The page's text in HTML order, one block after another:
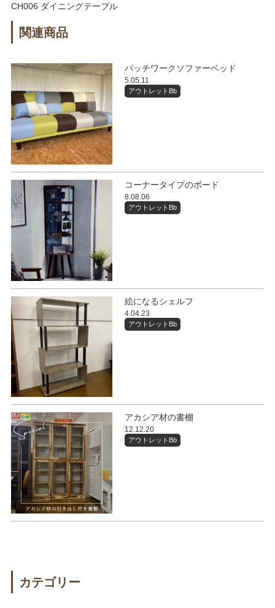
CH006 ダイニングテーブル
関連商品
パッチワークソファーベッド
5.05.11
アウトレットBb
コーナータイプのボード
8.08.06
アウトレットBb
絵になるシェルフ
4.04.23
アウトレットBb
アカシア材の書棚
12.12.20
アウトレットBb
カテゴリー